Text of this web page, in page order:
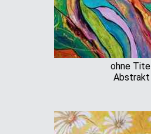
ohne Titel
Abstrakt